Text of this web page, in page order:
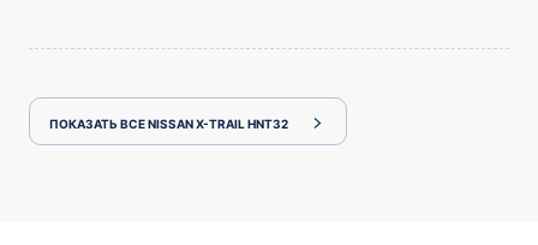
ПОКАЗАТЬ ВСЕ NISSAN X-TRAIL HNT32